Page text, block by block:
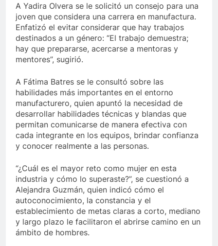
A Yadira Olvera se le solicitó un consejo para una
joven que considera una carrera en manufactura.
Enfatizó el evitar considerar que hay trabajos
destinados a un género: “El trabajo demuestra;
hay que prepararse, acercarse a mentoras y
mentores”, sugirió.
A Fátima Batres se le consultó sobre las
habilidades más importantes en el entorno
manufacturero, quien apuntó la necesidad de
desarrollar habilidades técnicas y blandas que
permitan comunicarse de manera efectiva con
cada integrante en los equipos, brindar confianza
y conocer realmente a las personas.
“¿Cuál es el mayor reto como mujer en esta
industria y cómo lo superaste?”, se cuestionó a
Alejandra Guzmán, quien indicó cómo el
autoconocimiento, la constancia y el
establecimiento de metas claras a corto, mediano
y largo plazo le facilitaron el abrirse camino en un
ámbito de hombres.